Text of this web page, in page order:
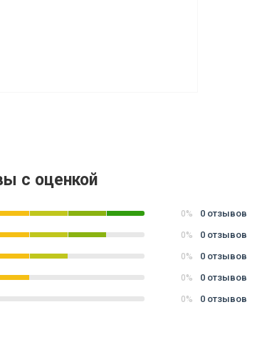
с оценкой
0% 0 отзывов
0% 0 отзывов
0% 0 отзывов
0% 0 отзывов
0% 0 отзывов